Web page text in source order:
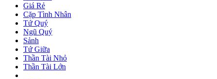
Giá Rẻ
Cặp Tình Nhân
Tứ Quý
Ngũ Quý
Sảnh
Tứ Giữa
Thần Tài Nhỏ
Thần Tài Lớn